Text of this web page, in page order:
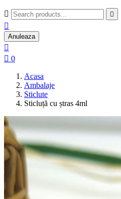
 

Anuleaza

 0
Acasa
Ambalaje
Sticlute
Sticluță cu ștras 4ml